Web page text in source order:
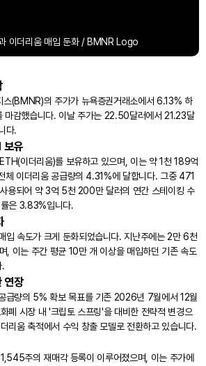
이더리움 매입 둔화 / BMNR Logo
스(BMNR)의 주가가 뉴욕증권거래소에서 6.13% 하
마감했습니다. 이날 주가는 22.50달러에서 21.23달
다.
보유
이더리움)를 보유하고 있으며, 이는 약 1천 189억
체 이더리움 공급량의 4.31%에 달합니다. 그중 471
용되어 약 3억 5천 200만 달러의 연간 스테이킹 수
은 3.83%입니다.
입 속도가 크게 둔화되었습니다. 지난주에는 2만 6천
이는 주간 평균 10만 개 이상을 매입하던 기존 속도
.
연장
급량의 5% 확보 목표를 기존 2026년 7월에서 12월
폐 시장 내 '크립토 스프링'을 대비한 전략적 변경으
리움 축적에서 수익 창출 모델로 전환하고 있습니다.
주의 재매각 등록이 이루어졌으며, 이는 주가에